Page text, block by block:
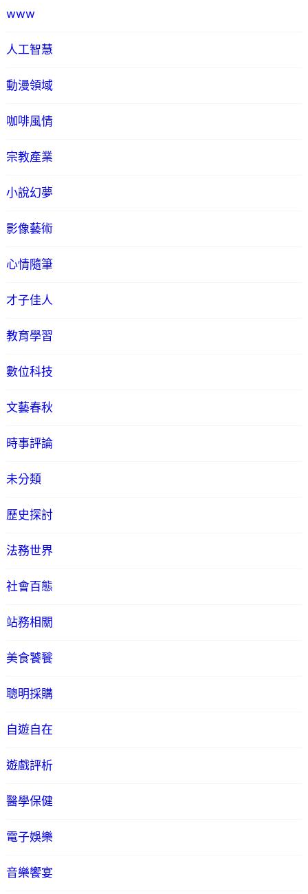
www
人工智慧
動漫領域
咖啡風情
宗教產業
小說幻夢
影像藝術
心情隨筆
才子佳人
教育學習
數位科技
文藝春秋
時事評論
未分類
歷史探討
法務世界
社會百態
站務相關
美食饕餮
聰明採購
自遊自在
遊戲評析
醫學保健
電子娛樂
音樂饗宴